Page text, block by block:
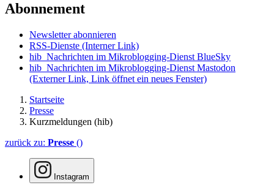
Abonnement
Newsletter abonnieren
RSS-Dienste (Interner Link)
hib_Nachrichten im Mikroblogging-Dienst BlueSky
hib_Nachrichten im Mikroblogging-Dienst Mastodon
(Externer Link, Link öffnet ein neues Fenster)
Startseite
Presse
Kurzmeldungen (hib)
zurück zu: Presse ()
Instagram